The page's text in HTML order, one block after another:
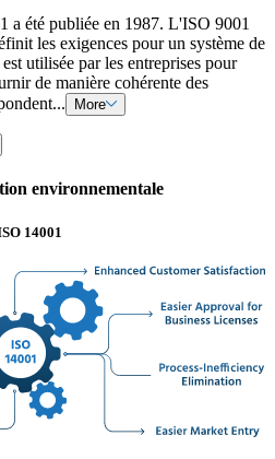
a été publiée en 1987. L'ISO 9001
les exigences pour un système de
utilisée par les entreprises pour
de manière cohérente des
More
environnementale
14001